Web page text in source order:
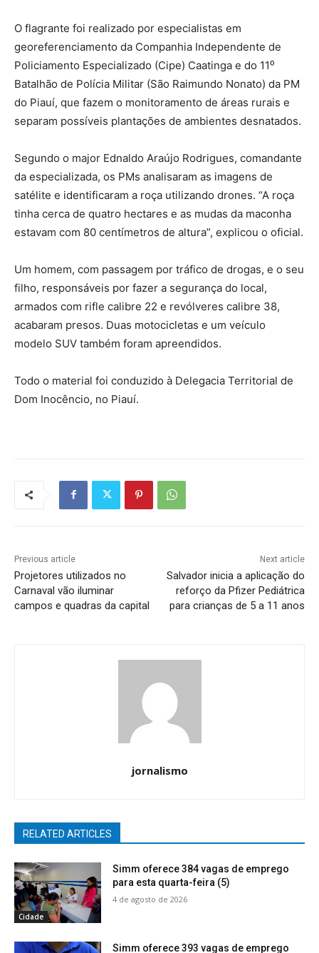
O flagrante foi realizado por especialistas em
georeferenciamento da Companhia Independente de
Policiamento Especializado (Cipe) Caatinga e do 11⁰
Batalhão de Polícia Militar (São Raimundo Nonato) da PM
do Piauí, que fazem o monitoramento de áreas rurais e
separam possíveis plantações de ambientes desnatados.
Segundo o major Ednaldo Araújo Rodrigues, comandante
da especializada, os PMs analisaram as imagens de
satélite e identificaram a roça utilizando drones. “A roça
tinha cerca de quatro hectares e as mudas da maconha
estavam com 80 centímetros de altura”, explicou o oficial.
Um homem, com passagem por tráfico de drogas, e o seu
filho, responsáveis por fazer a segurança do local,
armados com rifle calibre 22 e revólveres calibre 38,
acabaram presos. Duas motocicletas e um veículo
modelo SUV também foram apreendidos.
Todo o material foi conduzido à Delegacia Territorial de
Dom Inocêncio, no Piauí.
Previous article
Projetores utilizados no
Carnaval vão iluminar
campos e quadras da capital
Next article
Salvador inicia a aplicação do
reforço da Pfizer Pediátrica
para crianças de 5 a 11 anos
jornalismo
RELATED ARTICLES
Cidade
Simm oferece 384 vagas de emprego
para esta quarta-feira (5)
4 de agosto de 2026
Simm oferece 393 vagas de emprego